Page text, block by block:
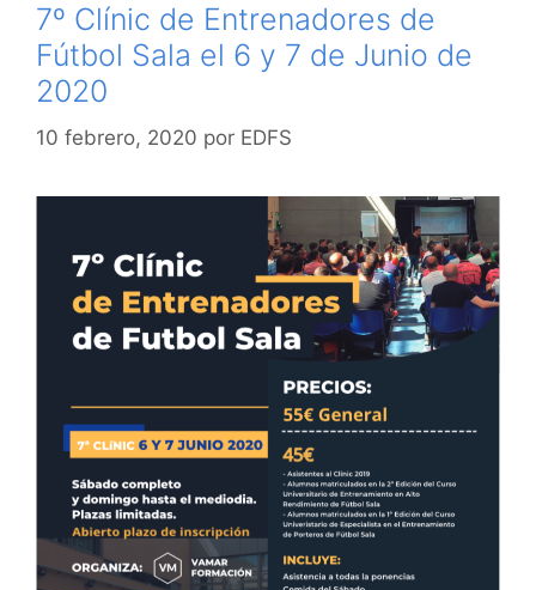
7º Clínic de Entrenadores de
Fútbol Sala el 6 y 7 de Junio de
2020
10 febrero, 2020 por EDFS